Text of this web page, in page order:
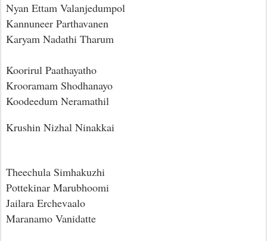
Nyan Ettam Valanjedumpol
Kannuneer Parthavanen
Karyam Nadathi Tharum
Koorirul Paathayatho
Krooramam Shodhanayo
Koodeedum Neramathil
Krushin Nizhal Ninakkai
Theechula Simhakuzhi
Pottekinar Marubhoomi
Jailara Erchevaalo
Maranamo Vanidatte